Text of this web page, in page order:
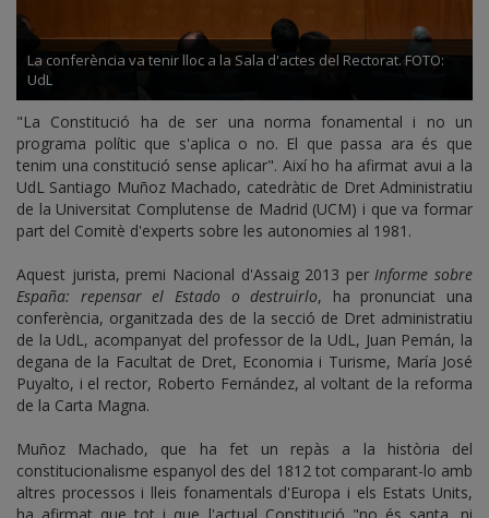
La conferència va tenir lloc a la Sala d'actes del Rectorat. FOTO:
UdL
"La Constitució ha de ser una norma fonamental i no un
programa polític que s'aplica o no. El que passa ara és que
tenim una constitució sense aplicar". Així ho ha afirmat avui a la
UdL Santiago Muñoz Machado, catedràtic de Dret Administratiu
de la Universitat Complutense de Madrid (UCM) i que va formar
part del Comitè d'experts sobre les autonomies al 1981.
Aquest jurista, premi Nacional d'Assaig 2013 perInforme sobre
España: repensar el Estado o destruirlo, ha pronunciat una
conferència, organitzada des de la secció de Dret administratiu
de la UdL, acompanyat del professor de la UdL, Juan Pemán, la
degana de la Facultat de Dret, Economia i Turisme, María José
Puyalto, i el rector, Roberto Fernández, al voltant de la reforma
de la Carta Magna.
Muñoz Machado, que ha fet un repàs a la història del
constitucionalisme espanyol des del 1812 tot comparant-lo amb
altres processos i lleis fonamentals d'Europa i els Estats Units,